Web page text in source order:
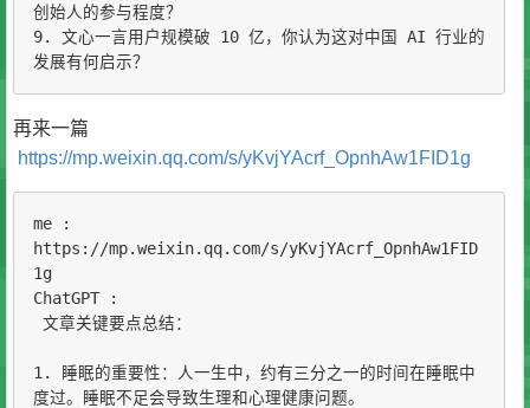
创始人的参与程度？
9. 文心一言用户规模破 10 亿，你认为这对中国 AI 行业的
发展有何启示？
再来一篇
https://mp.weixin.qq.com/s/yKvjYAcrf_OpnhAw1FID1g
me :
https://mp.weixin.qq.com/s/yKvjYAcrf_OpnhAw1FID
1g
ChatGPT :
1. 睡眠的重要性：人一生中，约有三分之一的时间在睡眠中
度过。睡眠不足会导致生理和心理健康问题。